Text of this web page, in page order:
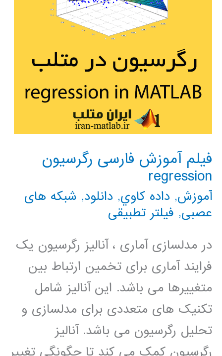
فیلم آموزش فارسی رگرسیون
regression
آموزش, داده كاوي, دانلود, شبکه های
عصبی, فیلتر تطبیقی
در مدلسازی آماری ، آنالیز رگرسیون یک
فرایند آماری برای تخمین ارتباط بین
متغییرها می باشد. این آنالیز شامل
تکنیک های متعددی برای مدلسازی و
تحلیل رگرسیون می باشد. آنالیز
رگرسیون کمک می کند تا چگونگی تغییر